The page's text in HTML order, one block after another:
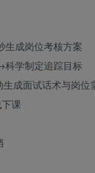
成岗位考核方案
学制定追踪目标
成面试话术与岗位
课